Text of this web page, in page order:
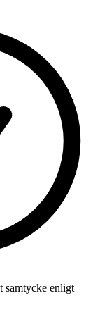
samtycke enligt